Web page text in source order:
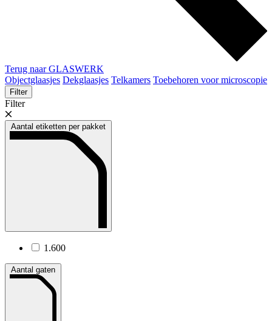
Terug naar GLASWERK
Objectglaasjes Dekglaasjes Telkamers Toebehoren voor microscopie
Filter
Filter
Aantal etiketten per pakket
1.600
Aantal gaten